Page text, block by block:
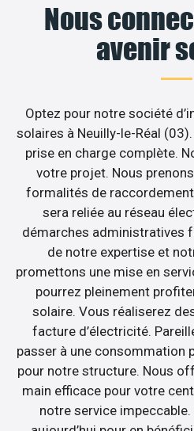
Nous
avenir
Optez pour notre société
solaires à Neuilly-le-Réal
prise en charge complète.
votre projet. Nous
formalités de
sera reliée au réseau
démarches administratives
de notre expertise et
promettons une mise en
pourrez pleinement
solaire. Vous réaliserez
facture d’électricité.
passer à une consommation
pour notre structure. Nous
main efficace pour votre
notre service